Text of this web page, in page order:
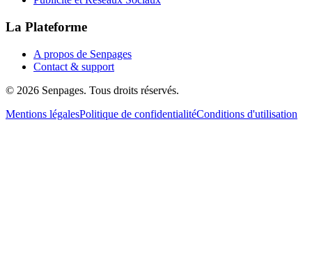
La Plateforme
A propos de Senpages
Contact & support
© 2026 Senpages. Tous droits réservés.
Mentions légalesPolitique de confidentialitéConditions d'utilisation